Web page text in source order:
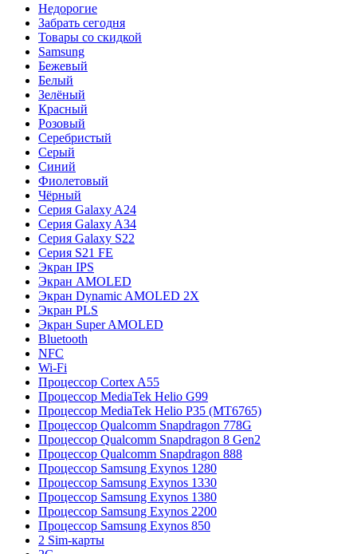
Недорогие
Забрать сегодня
Товары со скидкой
Samsung
Бежевый
Белый
Зелёный
Красный
Розовый
Серебристый
Серый
Синий
Фиолетовый
Чёрный
Серия Galaxy A24
Серия Galaxy A34
Серия Galaxy S22
Серия S21 FE
Экран IPS
Экран AMOLED
Экран Dynamic AMOLED 2X
Экран PLS
Экран Super AMOLED
Bluetooth
NFC
Wi-Fi
Процессор Cortex A55
Процессор MediaTek Helio G99
Процессор MediaTek Helio P35 (MT6765)
Процессор Qualcomm Snapdragon 778G
Процессор Qualcomm Snapdragon 8 Gen2
Процессор Qualcomm Snapdragon 888
Процессор Samsung Exynos 1280
Процессор Samsung Exynos 1330
Процессор Samsung Exynos 1380
Процессор Samsung Exynos 2200
Процессор Samsung Exynos 850
2 Sim-карты